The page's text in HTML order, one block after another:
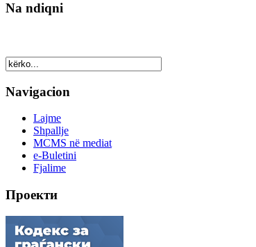
Na ndiqni
Navigacion
Lajme
Shpallje
MCMS në mediat
e-Buletini
Fjalime
Проекти